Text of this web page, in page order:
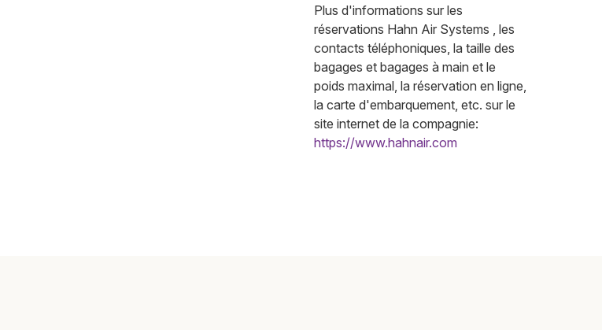
Plus d'informations sur les
réservations Hahn Air Systems , les
contacts téléphoniques, la taille des
bagages et bagages à main et le
poids maximal, la réservation en ligne,
la carte d'embarquement, etc. sur le
site internet de la compagnie:
https://www.hahnair.com